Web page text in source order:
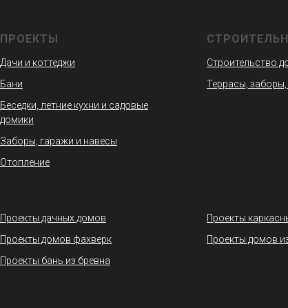
ПРОЕКТЫ
Дачи и коттеджи
Бани
Беседки, летние кухни и садовые
домики
Заборы, гаражи и навесы
Отопление
Строительство
Террасы, заборы,
Проекты дачных домов
Проекты домов фахверк
Проекты бань из бревна
Проекты
Проекты домов